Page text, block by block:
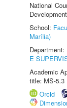
National
School:
Marília)
Department:
E
Academic
title: MS-5.3
Orcid